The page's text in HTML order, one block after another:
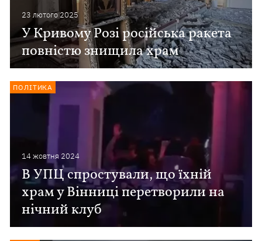
23 лютого 2025
У Кривому Розі російська ракета
повністю знищила храм
14 жовтня 2024
В УПЦ спростували, що їхній
храм у Вінниці перетворили на
нічний клуб
ПОЛІТИКА